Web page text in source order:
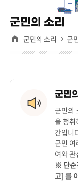
군민의 소리
군민의 소리 군
군민
군민의
을 청취
간입니
군민 여
여와 관
※ 단순
고] 를